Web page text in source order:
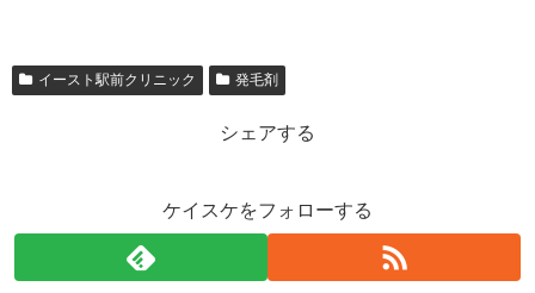
イースト駅前クリニック 発毛剤
シェアする
ケイスケをフォローする